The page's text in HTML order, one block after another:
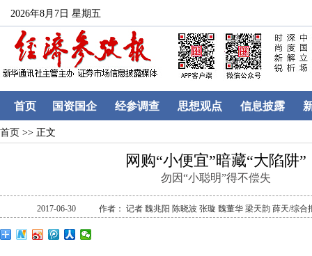
2026年8月7日 星期五
首页 国资国企 经参调查 思想观点 信息披露
首页 >> 正文
网购“小便宜”暗藏“大陷阱”
勿因“小聪明”得不偿失
2017-06-30 作者： 记者 魏兆阳 陈晓波 张璇 魏董华 梁天韵 薛天/综合